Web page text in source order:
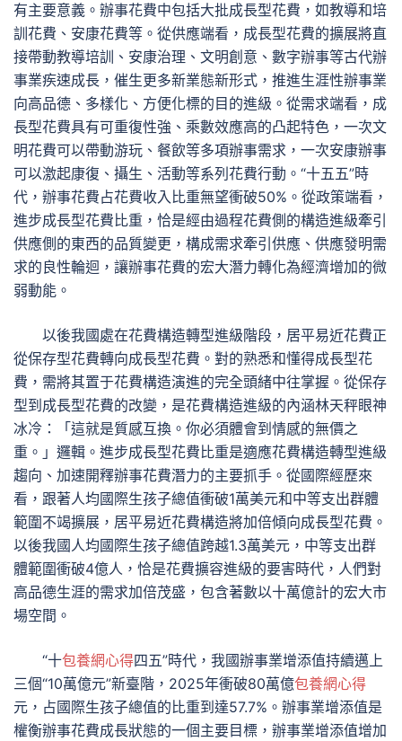
有主要意義。辦事花費中包括大批成長型花費，如教導和培
訓花費、安康花費等。從供應端看，成長型花費的擴展將直
接帶動教導培訓、安康治理、文明創意、數字辦事等古代辦
事業疾速成長，催生更多新業態新形式，推進生涯性辦事業
向高品德、多樣化、方便化標的目的進級。從需求端看，成
長型花費具有可重復性強、乘數效應高的凸起特色，一次文
明花費可以帶動游玩、餐飲等多項辦事需求，一次安康辦事
可以激起康復、攝生、活動等系列花費行動。“十五五”時
代，辦事花費占花費收入比重無望衝破50%。從政策端看，
進步成長型花費比重，恰是經由過程花費側的構造進級牽引
供應側的東西的品質變更，構成需求牽引供應、供應發明需
求的良性輪迴，讓辦事花費的宏大潛力轉化為經濟增加的微
弱動能。
以後我國處在花費構造轉型進級階段，居平易近花費正
從保存型花費轉向成長型花費。對的熟悉和懂得成長型花
費，需將其置于花費構造演進的完全頭緒中往掌握。從保存
型到成長型花費的改變，是花費構造進級的內涵林天秤眼神
冰冷：「這就是質感互換。你必須體會到情感的無價之
重。」邏輯。進步成長型花費比重是適應花費構造轉型進級
趨向、加速開釋辦事花費潛力的主要抓手。從國際經歷來
看，跟著人均國際生孩子總值衝破1萬美元和中等支出群體
範圍不竭擴展，居平易近花費構造將加倍傾向成長型花費。
以後我國人均國際生孩子總值跨越1.3萬美元，中等支出群
體範圍衝破4億人，恰是花費擴容進級的要害時代，人們對
高品德生涯的需求加倍茂盛，包含著數以十萬億計的宏大市
場空間。
“十包養網心得四五”時代，我國辦事業增添值持續邁上
三個“10萬億元”新臺階，2025年衝破80萬億包養網心得
元，占國際生孩子總值的比重到達57.7%。辦事業增添值是
權衡辦事花費成長狀態的一個主要目標，辦事業增添值增加